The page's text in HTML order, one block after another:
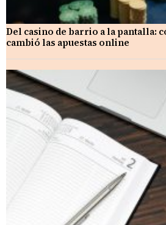
Del casino de barrio a la pantalla:
cambió las apuestas online